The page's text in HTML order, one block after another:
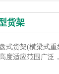
货架
式货架(横梁式重
度适应范围广泛